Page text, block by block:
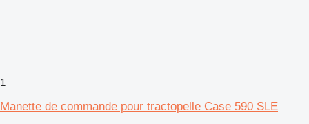
1
Manette de commande pour tractopelle Case 590 SLE